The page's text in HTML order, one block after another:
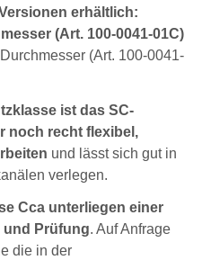
erhältlich:
(Art. 100-0041-01C)
(Art. 100-0041-
ist das SC-
noch recht flexibel,
und lässt sich gut in
verlegen.
Cca unterliegen einer
und Prüfung. Auf Anfrage
die in der